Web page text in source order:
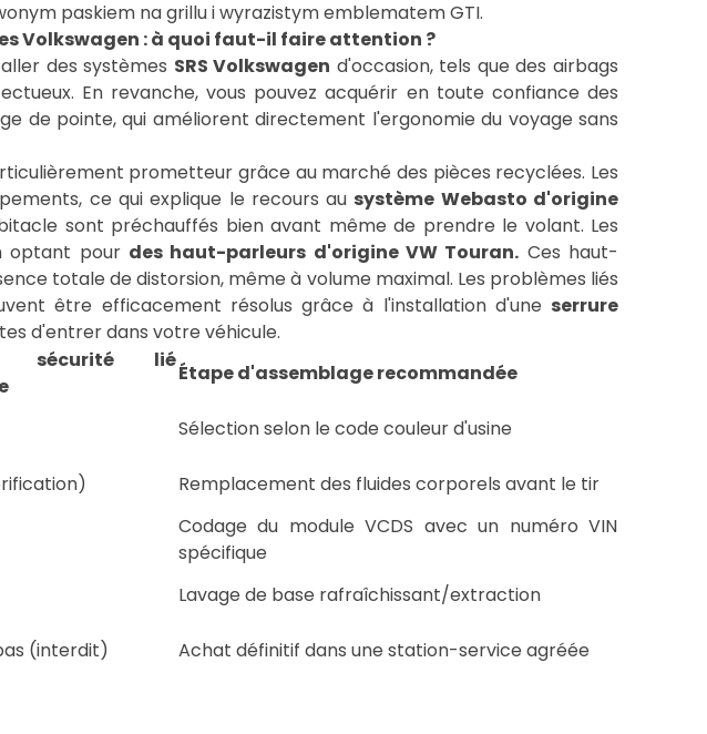
Volkswagen : à quoi faut-il faire attention ?
des systèmes SRS Volkswagen d'occasion, tels que des airbags
En revanche, vous pouvez acquérir en toute confiance des
de pointe, qui améliorent directement l'ergonomie du voyage sans
prometteur grâce au marché des pièces recyclées. Les
ce qui explique le recours au système Webasto d'origine
sont préchauffés bien avant même de prendre le volant. Les
optant pour des haut-parleurs d'origine VW Touran. Ces haut-
totale de distorsion, même à volume maximal. Les problèmes liés
être efficacement résolus grâce à l'installation d'une serrure
d'entrer dans votre véhicule.
sécurité lié
Étape d'assemblage recommandée
Sélection selon le code couleur d'usine
Remplacement des fluides corporels avant le tir
Codage du module VCDS avec un numéro VIN
spécifique
Lavage de base rafraîchissant/extraction
(interdit)
Achat définitif dans une station-service agréée